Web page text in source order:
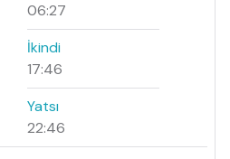
06:27
İkindi
17:46
Yatsı
22:46